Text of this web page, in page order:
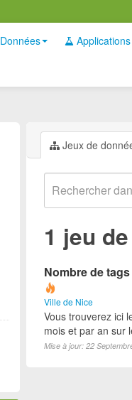
Données Applications
Jeux de
1 jeu
Nombre de
Ville de Nice
Vous trouverez ici
mois et par an sur
Mise à jour: 22